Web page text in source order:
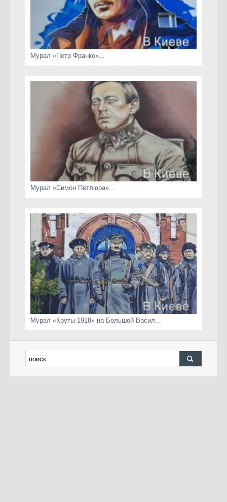
Мурал «Петр Франко»...
Мурал «Симон Петлюра»...
Мурал «Круты 1918» на Большой Васил...